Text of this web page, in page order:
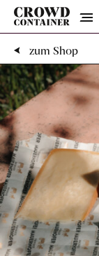
Menu
zum Shop